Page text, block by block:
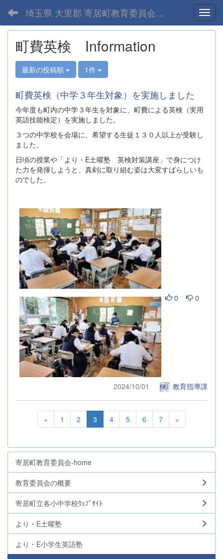
埼玉県 大里郡 寄居町教育委員会-home
町費英検 Information
最新の投稿順 1件
町費英検（中学３年生対象）を実施しました
今年度も町内の中学３年生を対象に、町費による英検（実用
英語技能検定）を実施しました。
３つの中学校を会場に、希望する生徒１３０人以上が受験し
ました。
日頃の授業や「より・E土曜塾 英検対策講座」で身につけ
た力を発揮しようと、真剣に取り組む姿は大変すばらしいも
のでした。
0 0
2024/10/01 教育指導課
« 1 2 3 4 5 6 7 »
寄居町教育委員会-home
教育委員会の概要
寄居町立各小中学校ｳｪﾌﾞｻｲﾄ
より・E土曜塾
より・E小学生英語塾